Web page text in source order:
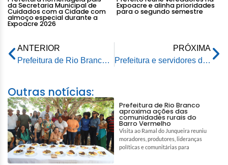
da Secretaria Municipal de
Cuidados com a Cidade com
almoço especial durante a
Expoacre 2026
Expoacre e alinha prioridades
para o segundo semestre
ANTERIOR
Prefeitura de Rio Branco leva mais arborização e qualidade de vida à Praça do Aroeira com plantio de 150 mudas
PRÓXIMA
Prefeitura e servidores da Educação chegam a acordo durante audiência de conciliação no TJAC
Outras notícias:
Prefeitura de Rio Branco
aproxima ações das
comunidades rurais do
Barro Vermelho
Visita ao Ramal do Junqueira reuniu
moradores, produtores, lideranças
políticas e comunitárias para